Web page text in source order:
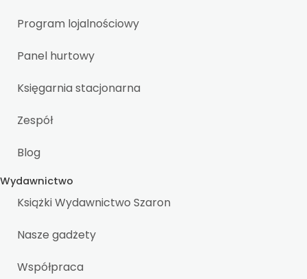
Program lojalnościowy
Panel hurtowy
Księgarnia stacjonarna
Zespół
Blog
Wydawnictwo
Książki Wydawnictwo Szaron
Nasze gadżety
Współpraca